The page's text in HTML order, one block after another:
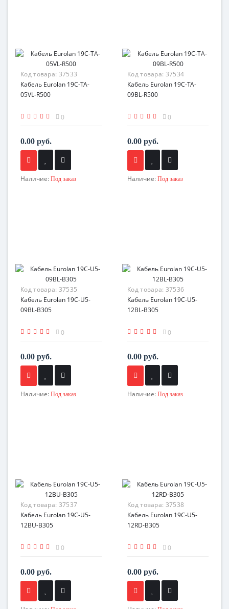
Код товара: 37533
Кабель Eurolan 19C-TA-
05VL-R500
0
0.00 руб.
Наличие: Под заказ
Код товара: 37534
Кабель Eurolan 19C-TA-
09BL-R500
0
0.00 руб.
Наличие: Под заказ
Код товара: 37535
Кабель Eurolan 19C-U5-
09BL-B305
0
0.00 руб.
Наличие: Под заказ
Код товара: 37536
Кабель Eurolan 19C-U5-
12BL-B305
0
0.00 руб.
Наличие: Под заказ
Код товара: 37537
Кабель Eurolan 19C-U5-
12BU-B305
0
0.00 руб.
Код товара: 37538
Кабель Eurolan 19C-U5-
12RD-B305
0
0.00 руб.